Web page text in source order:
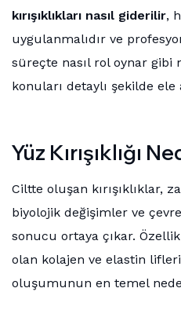
kırışıklıkları nasıl giderilir,
uygulanmalıdır ve
süreçte nasıl rol oynar gibi
konuları detaylı şekilde ele
Yüz Kırışıklığı
Ciltte oluşan kırışıklıklar,
biyolojik değişimler ve
sonucu ortaya çıkar.
olan kolajen ve elastin
oluşumunun en temel